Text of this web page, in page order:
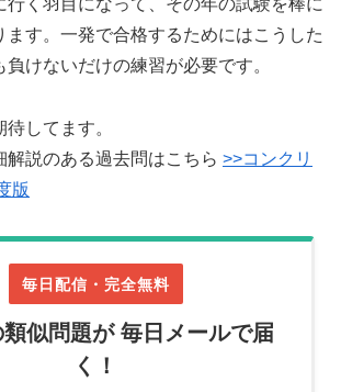
ます。一発で合格するためにはこうした
けないだけの練習が必要です。
してます。
解説のある過去問はこちら >>コンクリ
版
毎日配信・完全無料
似問題が 毎日メールで届
く！